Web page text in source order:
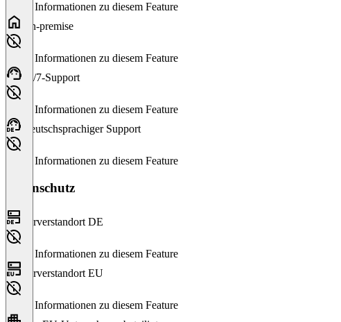
Keine Informationen zu diesem Feature
On-premise
Keine Informationen zu diesem Feature
24/7-Support
Keine Informationen zu diesem Feature
Deutschsprachiger Support
Keine Informationen zu diesem Feature
Datenschutz
Serverstandort DE
Keine Informationen zu diesem Feature
Serverstandort EU
Keine Informationen zu diesem Feature